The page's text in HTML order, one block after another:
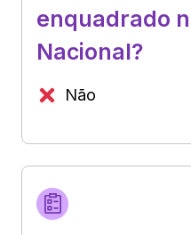
enquadrado
Nacional?
Não